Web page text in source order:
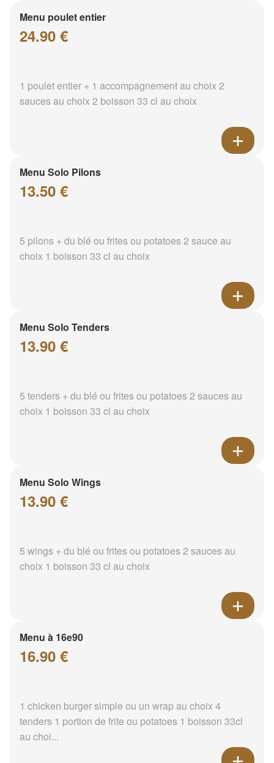
Menu poulet entier
24.90 €
1 poulet entier + 1 accompagnement au choix 2
sauces au choix 2 boisson 33 cl au choix
Menu Solo Pilons
13.50 €
5 pilons + du blé ou frites ou potatoes 2 sauce au
choix 1 boisson 33 cl au choix
Menu Solo Tenders
13.90 €
5 tenders + du blé ou frites ou potatoes 2 sauces au
choix 1 boisson 33 cl au choix
Menu Solo Wings
13.90 €
5 wings + du blé ou frites ou potatoes 2 sauces au
choix 1 boisson 33 cl au choix
Menu à 16e90
16.90 €
1 chicken burger simple ou un wrap au choix 4
tenders 1 portion de frite ou potatoes 1 boisson 33cl
au choi...